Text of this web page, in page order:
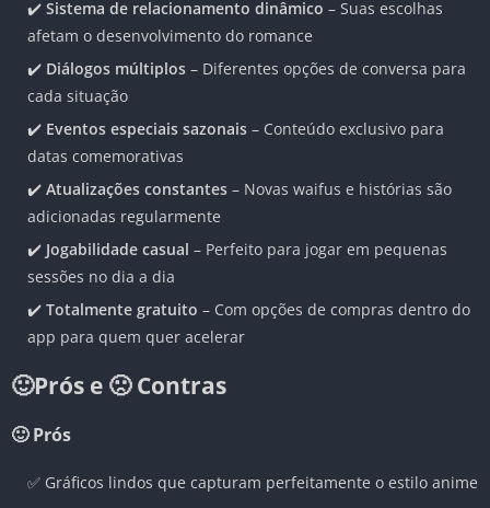
✔️ Sistema de relacionamento dinâmico – Suas escolhas
afetam o desenvolvimento do romance
✔️ Diálogos múltiplos – Diferentes opções de conversa para
cada situação
✔️ Eventos especiais sazonais – Conteúdo exclusivo para
datas comemorativas
✔️ Atualizações constantes – Novas waifus e histórias são
adicionadas regularmente
✔️ Jogabilidade casual – Perfeito para jogar em pequenas
sessões no dia a dia
✔️ Totalmente gratuito – Com opções de compras dentro do
app para quem quer acelerar
🙂Prós e 🙁 Contras
🙂 Prós
✅ Gráficos lindos que capturam perfeitamente o estilo anime